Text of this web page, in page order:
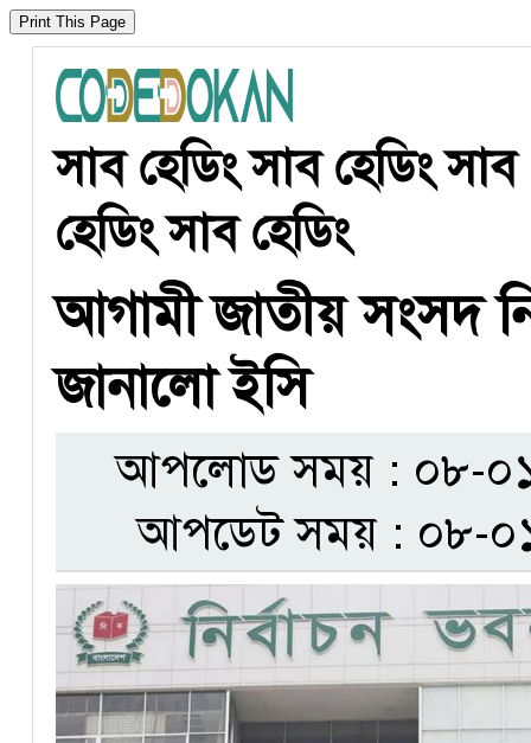
সাব হেডিং সাব হেডিং
হেডিং সাব হেডিং
আগামী জাতীয় সংসদ
জানালো ইসি
আপলোড সময় : ০৮-
আপডেট সময় : ০৮-